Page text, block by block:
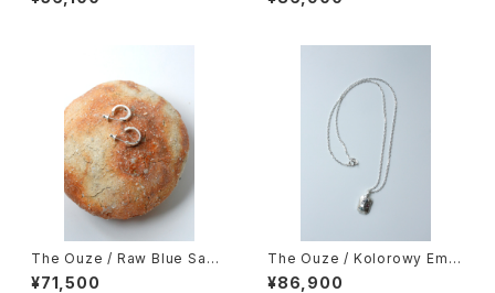
The Ouze / Raw Blue Sapp
hire Hoops（Pair）
¥71,500
The Ouze / Kolorowy Emb
edded Facet Necklace
¥86,900